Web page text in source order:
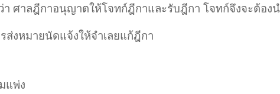
ศาลฎีกาอนุญาตให้โจทก์ฎีกาและรับฎีกา โจทก์จึงจะต้อง
ส่งหมายนัดแจ้งให้จำเลยแก้ฎีกา
แพ่ง